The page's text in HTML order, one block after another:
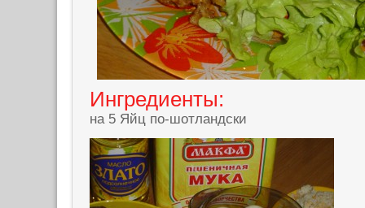
Ингредиенты:
на 5 Яйц по-шотландски